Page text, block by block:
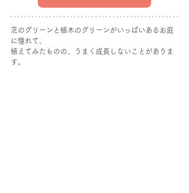
芝のグリーンと植木のグリーンがいっぱいあるお庭
に憧れて、
植えてみたものの、うまく成長しないことがありま
す。